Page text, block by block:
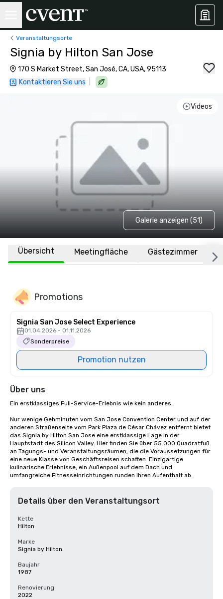
Veranstaltungsorte
Signia by Hilton San Jose
170 S Market Street, San José, CA, USA, 95113
Kontaktieren Sie uns
Videos
Galerie anzeigen (51)
Übersicht Meetingfläche Gästezimmer
Promotions
Signia San Jose Select Experience
01.04.2026 - 01.11.2026
Sonderpreise
Promotion nutzen
Über uns
Ein erstklassiges Full-Service-Erlebnis wie kein anderes.
Nur wenige Gehminuten vom San Jose Convention Center und auf der
anderen Straßenseite vom Park Plaza de César Chávez entfernt bietet
das Signia by Hilton San Jose eine erstklassige Lage in der
Hauptstadt des Silicon Valley. Hier finden Sie über 55.000 Quadratfuß
an Tagungs- und Veranstaltungsräumen, die die Voraussetzungen für
eine neue Klasse von Geschäftsreisen schaffen. Einzigartige
kulinarische Erlebnisse, ein Außenpool auf dem Dach und
umfangreiche Fitnesseinrichtungen runden Ihren Aufenthalt ab.
Details über den Veranstaltungsort
Kette
Hilton
Marke
Signia by Hilton
Baujahr
1987
Renovierung
2022